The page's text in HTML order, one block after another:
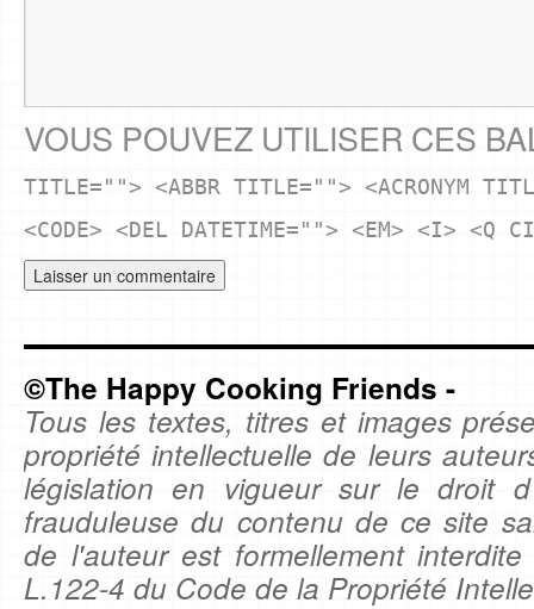
VOUS POUVEZ UTILISER CES
TITLE=""> <ABBR TITLE=""> <ACRONYM
<CODE> <DEL DATETIME=""> <EM> <I> <Q
©The Happy Cooking Friends -
Tous les textes, titres et images
propriété intellectuelle de leurs
législation en vigueur sur le droit
frauduleuse du contenu de ce site
de l'auteur est formellement
L.122-4 du Code de la Propriété